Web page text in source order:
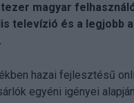
magyar
televízió és a legjobb
hazai fejlesztésű
egyéni igényei